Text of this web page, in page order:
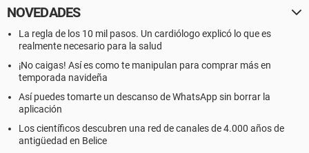
NOVEDADES
La regla de los 10 mil pasos. Un cardiólogo explicó lo que es
realmente necesario para la salud
¡No caigas! Así es como te manipulan para comprar más en
temporada navideña
Así puedes tomarte un descanso de WhatsApp sin borrar la
aplicación
Los científicos descubren una red de canales de 4.000 años de
antigüedad en Belice